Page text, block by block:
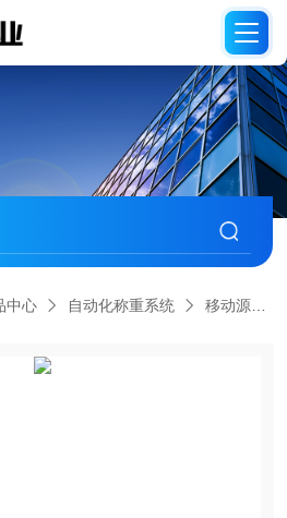
中心 自动化称重系统 移动源管理系统